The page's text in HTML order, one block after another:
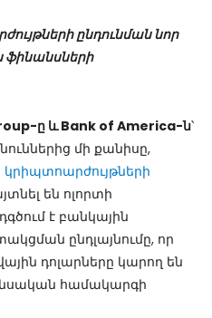
ընդունման նոր
ը և Bank of America-ն՝
մի քանիսը,
կրիպտոարժույթների
են ոլորտի
է բանկային
ընդլայնումը, որ
դոլարները կարող են
համակարգի